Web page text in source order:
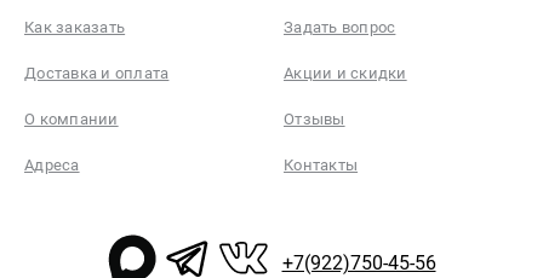
Как заказать Задать вопрос
Доставка и оплата Акции и скидки
О компании Отзывы
Адреса Контакты
+7(922)750-45-56